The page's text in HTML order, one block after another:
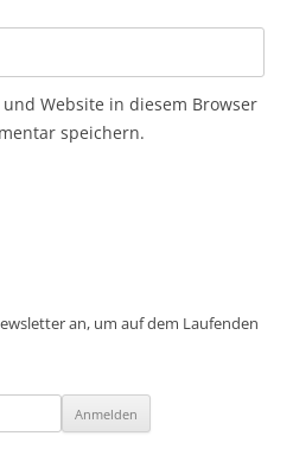
Website in diesem Browser
speichern.
an, um auf dem Laufenden